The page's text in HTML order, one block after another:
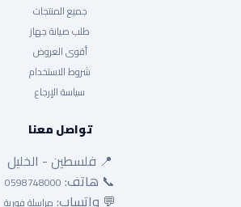
جميع المنتجات
طلب صيانة جهاز
أقوى العروض
شروط الاستخدام
سياسة الإرجاع
تواصل معنا
📍 فلسطين - الخليل
📞 هاتف: 0598748000
💬 واتساب: مراسلة فورية